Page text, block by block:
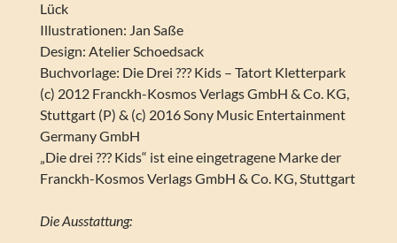
Lück
Illustrationen: Jan Saße
Design: Atelier Schoedsack
Buchvorlage: Die Drei ??? Kids – Tatort Kletterpark
(c) 2012 Franckh-Kosmos Verlags GmbH & Co. KG,
Stuttgart (P) & (c) 2016 Sony Music Entertainment
Germany GmbH
„Die drei ??? Kids“ ist eine eingetragene Marke der
Franckh-Kosmos Verlags GmbH & Co. KG, Stuttgart
Die Ausstattung: